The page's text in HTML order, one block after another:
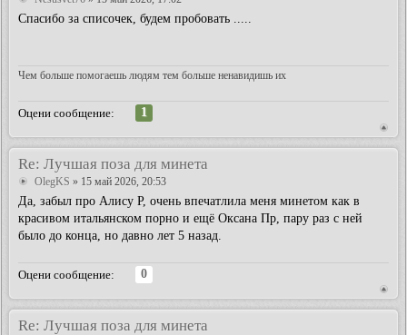
Спасибо за списочек, будем пробовать .....
Чем больше помогаешь людям тем больше ненавидишь их
Оцени сообщение:
1
Re: Лучшая поза для минета
OlegKS » 15 май 2026, 20:53
Да, забыл про Алису Р, очень впечатлила меня минетом как в
красивом итальянском порно и ещё Оксана Пр, пару раз с ней
было до конца, но давно лет 5 назад.
Оцени сообщение:
0
Re: Лучшая поза для минета